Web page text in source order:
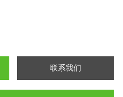
联系我们